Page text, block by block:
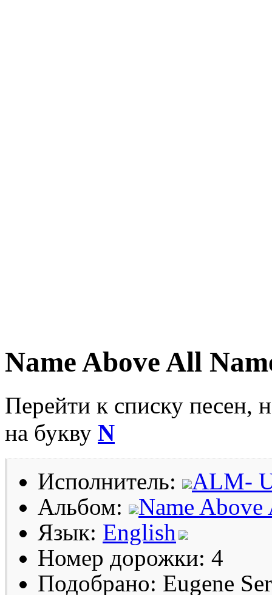
Name Above All
Перейти к списку песен,
на букву N
Исполнитель:
ALM-
Альбом:
Name Above
Язык: English
Номер дорожки: 4
Подобрано: Eugene